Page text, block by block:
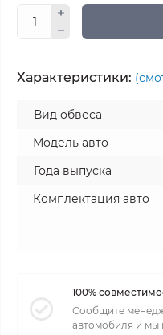
Характеристики:
Вид обвеса
Модель авто
Года выпуска
Комплектация авто
100%
Сообщите
автомобиля и мы